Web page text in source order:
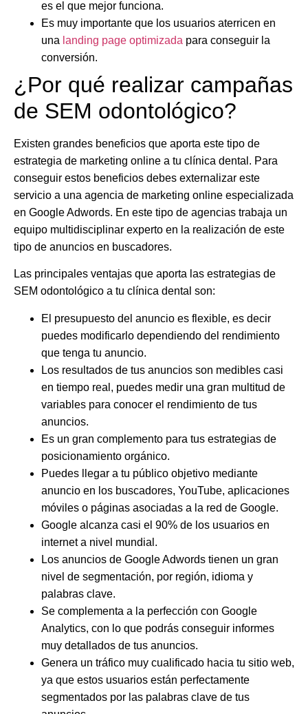
es el que mejor funciona.
Es muy importante que los usuarios aterricen en
una landing page optimizada para conseguir la
conversión.
¿Por qué realizar campañas
de SEM odontológico?
Existen grandes beneficios que aporta este tipo de
estrategia de marketing online a tu clínica dental. Para
conseguir estos beneficios debes externalizar este
servicio a una agencia de marketing online especializada
en Google Adwords. En este tipo de agencias trabaja un
equipo multidisciplinar experto en la realización de este
tipo de anuncios en buscadores.
Las principales ventajas que aporta las estrategias de
SEM odontológico a tu clínica dental son:
El presupuesto del anuncio es flexible, es decir
puedes modificarlo dependiendo del rendimiento
que tenga tu anuncio.
Los resultados de tus anuncios son medibles casi
en tiempo real , puedes medir una gran multitud de
variables para conocer el rendimiento de tus
anuncios.
Es un gran complemento para tus estrategias de
posicionamiento orgánico.
Puedes llegar a tu público objetivo mediante
anuncio en los buscadores, YouTube, aplicaciones
móviles o páginas asociadas a la red de Google.
Google alcanza casi el 90% de los usuarios en
interneta nivel mundial.
Los anuncios de Google Adwords tienen un gran
nivel de segmentación, por región, idioma y
palabras clave.
Se complementa a la perfección con Google
Analytics, con lo que podrás conseguir informes
muy detallados de tus anuncios.
Genera un tráfico muy cualificado hacia tu sitio web,
ya que estos usuarios están perfectamente
segmentados por las palabras clave de tus